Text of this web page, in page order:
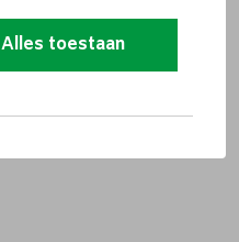
Alles toestaan